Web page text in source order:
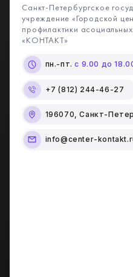
Санкт-Петербургское
учреждение «Городской
профилактики
«КОНТАКТ»
пн.-пт.с 9.00 до
+7 (812) 244-46-27
196070, Санкт-
info@center-